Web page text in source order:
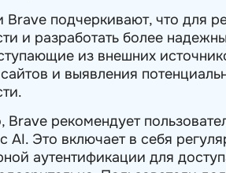
Brave подчеркивают, что для
и разработать более
из внешних
и выявления
Brave рекомендует
AI. Это включает в себя
аутентификации для